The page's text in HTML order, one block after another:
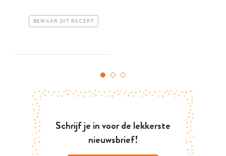
BEWAAR DIT RECEPT
Schrijf je in voor de lekkerste
nieuwsbrief!